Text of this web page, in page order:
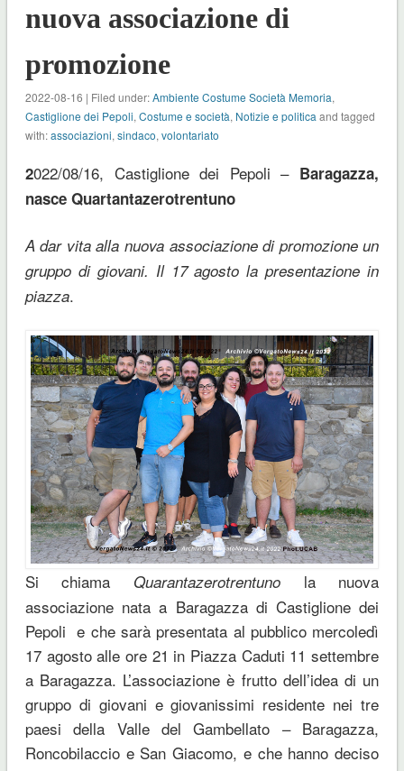
nuova associazione di
promozione
2022-08-16 | Filed under:Ambiente Costume Società Memoria,
Castiglione dei Pepoli, Costume e società, Notizie e politica and tagged
with:associazioni, sindaco, volontariato
2022/08/16, Castiglione dei Pepoli – Baragazza,
nasce Quartantazerotrentuno
A dar vita alla nuova associazione di promozione un
gruppo di giovani. Il 17 agosto la presentazione in
piazza.
Si chiama Quarantazerotrentuno la nuova
associazione nata a Baragazza di Castiglione dei
Pepoli e che sarà presentata al pubblico mercoledì
17 agosto alle ore 21 in Piazza Caduti 11 settembre
a Baragazza. L’associazione è frutto dell’idea di un
gruppo di giovani e giovanissimi residente nei tre
paesi della Valle del Gambellato – Baragazza,
Roncobilaccio e San Giacomo, e che hanno deciso